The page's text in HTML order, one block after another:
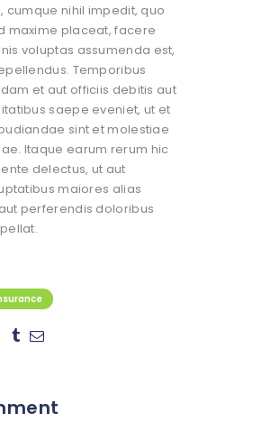
cumque nihil impedit, quo
maxime placeat, facere
voluptas assumenda est,
Temporibus
et aut officiis debitis aut
saepe eveniet, ut et
sint et molestiae
Itaque earum rerum hic
delectus, ut aut
maiores alias
perferendis doloribus